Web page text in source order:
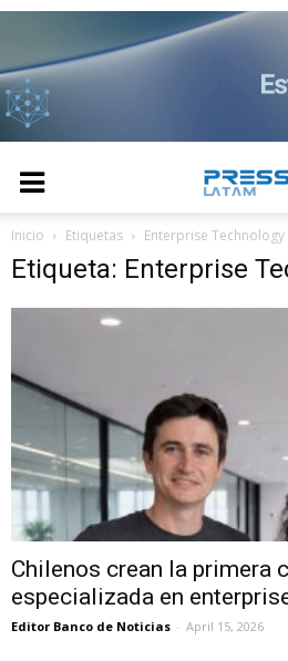
Inicio Etiquetas Enterprise Technology
Etiqueta: Enterprise
Chilenos crean la primera
especializada en
Editor Banco de Noticias - April 15, 2026